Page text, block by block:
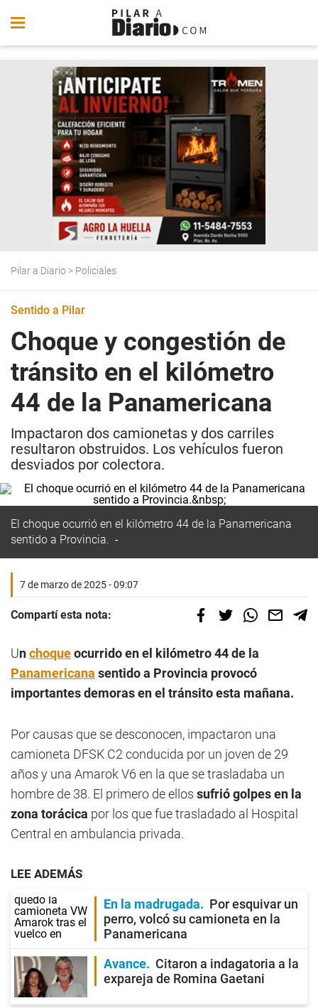
Pilar a Diario > Policiales
Sentido a Pilar
Choque y congestión de
tránsito en el kilómetro
44 de la Panamericana
Impactaron dos camionetas y dos carriles
resultaron obstruidos. Los vehículos fueron
desviados por colectora.
El choque ocurrió en el kilómetro 44 de la Panamericana
sentido a Provincia.
7 de marzo de 2025 - 09:07
Compartí esta nota:
Unchoqueocurrido en el kilómetro 44 de la
Panamericana sentido a Provincia provocó
importantes demoras en el tránsito esta mañana.
Por causas que se desconocen, impactaron una
camioneta DFSK C2 conducida por un joven de 29
años y una Amarok V6 en la que se trasladaba un
hombre de 38. El primero de ellos sufrió golpes en la
zona torácica por los que fue trasladado al Hospital
Central en ambulancia privada.
LEE ADEMÁS
En la madrugada
Por esquivar un
perro, volcó su camioneta en la
Panamericana
Avance
Citaron a indagatoria a la
expareja de Romina Gaetani